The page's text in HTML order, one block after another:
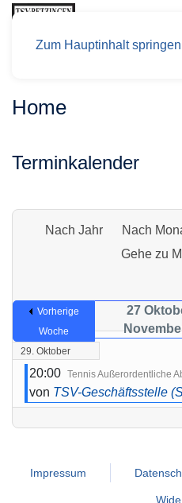
Zum Hauptinhalt springen
Home
Terminkalender
Nach Jahr Nach
Gehe zu
Vorherige
Woche
27
29. Oktober
20:00 Tennis Außerordentliche
von TSV-Geschäftsstelle
Impressum